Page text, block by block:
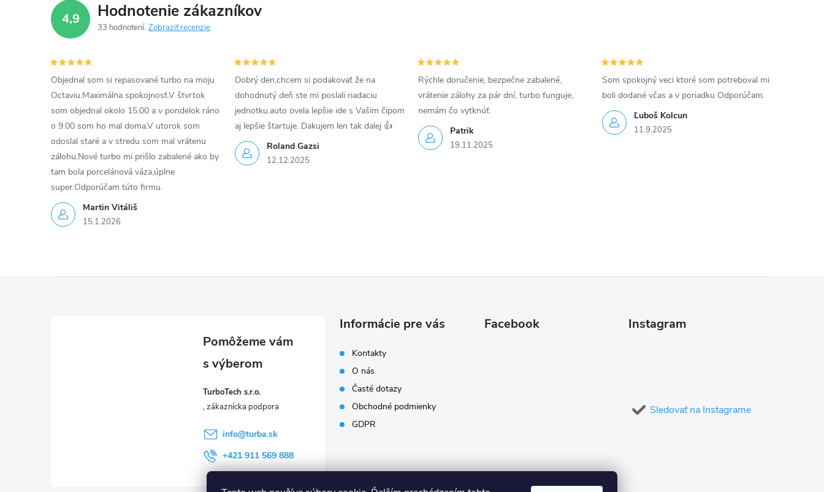
r
v
k
y
v
ý
p
i
s
4,9 Hodnotenie zákazníkov
33 hodnotení Zobraziť recenzie
Martin Vitáliš
15.1.2026
Objednal som si repasované turbo na moju
Octaviu.Maximálna spokojnosť.V štvrtok
som objednal okolo 15.00 a v pondelok ráno
o 9.00 som ho mal doma.V utorok som
odoslal staré a v stredu som mal vrátenu
zálohu.Nové turbo mi prišlo zabalené ako by
tam bola porcelánová váza,úplne
super.Odporúčam túto firmu.
Roland Gazsi
12.12.2025
Dobrý den,chcem si podakovať že na
dohodnutý deň ste mi poslali riadaciu
jednotku.auto ovela lepšie ide s Vašim čipom
aj lepšie štartuje. Dakujem len tak dalej 👍
Patrik
19.11.2025
Rýchle doručenie, bezpečne zabalené,
vrátenie zálohy za pár dní, turbo funguje,
nemám čo vytknúť.
Ľuboš Kolcun
11.9.2025
Som spokojný veci ktoré som potreboval mi
boli dodané včas a v poriadku Odporúčam.
TurboTech s.r.o.
info@turba.sk
+421 911 569 888
Informácie pre vás
Kontakty
O nás
Časté dotazy
Obchodné podmienky
GDPR
Facebook Instagram
Sledovať na Instagrame